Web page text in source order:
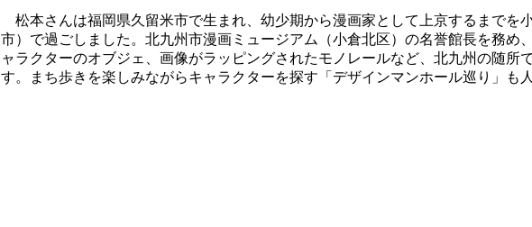
松本さんは福岡県久留米市で生まれ、幼少期から漫画家として上京するまでを
市）で過ごしました。北九州市漫画ミュージアム（小倉北区）の名誉館長を務め
ャラクターのオブジェ、画像がラッピングされたモノレールなど、北九州の随所
す。まち歩きを楽しみながらキャラクターを探す「デザインマンホール巡り」も人